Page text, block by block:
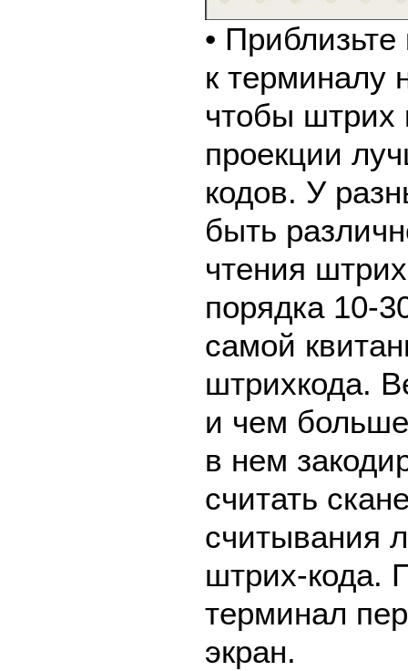
•
к терминалу
чтобы штрих
проекции
кодов. У
быть
чтения
порядка 10-
самой
штрихкода.
и чем
в нем
считать
считывания
штрих-кода.
терминал
экран.